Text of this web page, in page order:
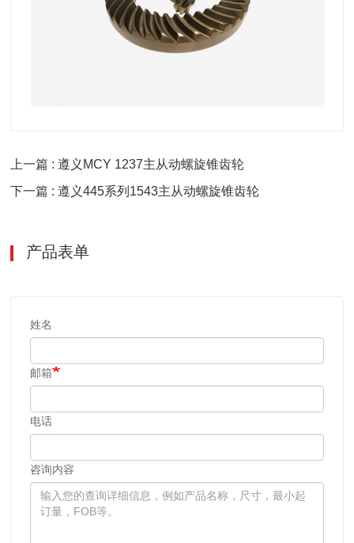
上一篇 : 遵义MCY 1237主从动螺旋锥齿轮
下一篇 : 遵义445系列1543主从动螺旋锥齿轮
产品表单
姓名
邮箱
电话
咨询内容